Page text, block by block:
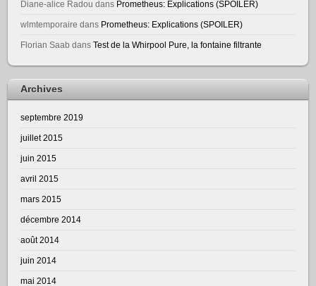
Diane-alice Radou dans Prometheus: Explications (SPOILER)
wlmtemporaire dans Prometheus: Explications (SPOILER)
Florian Saab dansTest de la Whirpool Pure, la fontaine filtrante
Archives
septembre 2019
juillet 2015
juin 2015
avril 2015
mars 2015
décembre 2014
août 2014
juin 2014
mai 2014